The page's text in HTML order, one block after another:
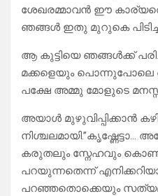
ശേഖരമ്മാവൻ ഈ
ഞങ്ങൾ ഇതു മുറുകെ
ആ കുട്ടിയെ ഞങ്ങൾക്ക്
മക്കളെയും പൊന്നുപോലെ
പക്ഷേ അമ്മു മോളുടെ മനസ്സ്
അയാൾ മുഴുവിപ്പിക്കാൻ
നിശ്ചലമായി.”കൃഷ്ണേട്ടാ…
കരുതലും സ്നേഹവും
പറയുന്നതെന്ന്
പറഞ്ഞതൊക്കെയും